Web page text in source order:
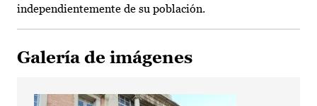
independientemente de su población.
Galería de imágenes